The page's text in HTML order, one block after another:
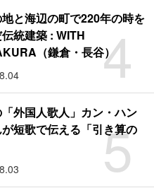
4
と海辺の町で220年の時を
統建築 : WITH
（鎌倉・長谷）
5
外国人歌人」カン・ハン
短歌で伝える「引き算の